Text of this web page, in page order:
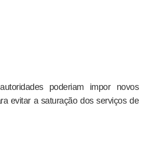
poderiam impor novos
evitar a saturação dos serviços de